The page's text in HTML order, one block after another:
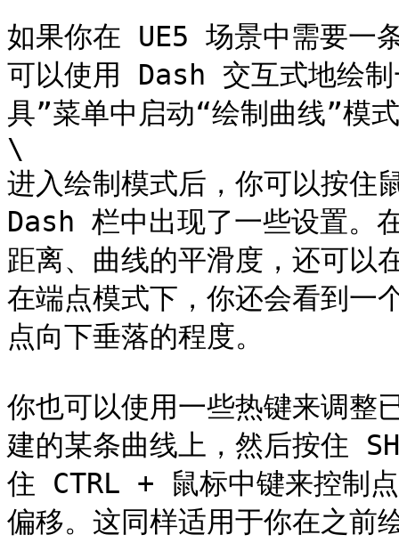
如果你在 UE5 场景中需要一
可以使用 Dash 交互式地绘
具”菜单中启动“绘制曲线”模
\
进入绘制模式后，你可以按住
Dash 栏中出现了一些设置。
距离、曲线的平滑度，还可以
在端点模式下，你还会看到一
点向下垂落的程度。
你也可以使用一些热键来调整
建的某条曲线上，然后按住
住 CTRL + 鼠标中键来控制
偏移。这同样适用于你在之前